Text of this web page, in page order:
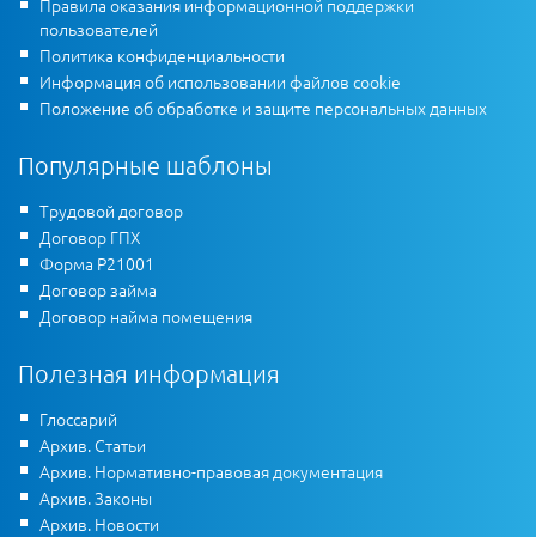
Правила оказания информационной поддержки
пользователей
Политика конфиденциальности
Информация об использовании файлов cookie
Положение об обработке и защите персональных данных
Популярные шаблоны
Трудовой договор
Договор ГПХ
Форма Р21001
Договор займа
Договор найма помещения
Полезная информация
Глоссарий
Архив. Статьи
Архив. Нормативно-правовая документация
Архив. Законы
Архив. Новости